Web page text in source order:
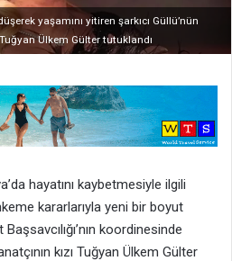
yaşamını yitiren şarkıcı Güllü’nün
Ülkem Gülter tutuklandı
hayatını kaybetmesiyle ilgili
kararlarıyla yeni bir boyut
koordinesinde
kızı Tuğyan Ülkem Gülter